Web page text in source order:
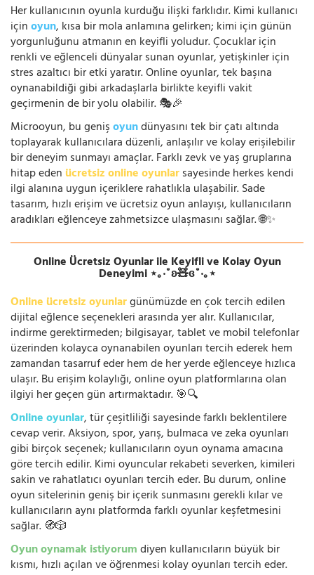
Her kullanıcının oyunla kurduğu ilişki farklıdır. Kimi kullanıcı
içinoyun, kısa bir mola anlamına gelirken; kimi için günün
yorgunluğunu atmanın en keyifli yoludur. Çocuklar için
renkli ve eğlenceli dünyalar sunan oyunlar, yetişkinler için
stres azaltıcı bir etki yaratır. Online oyunlar, tek başına
oynanabildiği gibi arkadaşlarla birlikte keyifli vakit
geçirmenin de bir yolu olabilir. 🎭🎉
Microoyun, bu genişoyundünyasını tek bir çatı altında
toplayarak kullanıcılara düzenli, anlaşılır ve kolay erişilebilir
bir deneyim sunmayı amaçlar. Farklı zevk ve yaş gruplarına
hitap eden ücretsiz online oyunlarsayesinde herkes kendi
ilgi alanına uygun içeriklere rahatlıkla ulaşabilir. Sade
tasarım, hızlı erişim ve ücretsiz oyun anlayışı, kullanıcıların
aradıkları eğlenceye zahmetsizce ulaşmasını sağlar. 🌐✨
Online Ücretsiz Oyunlar ile Keyifli ve Kolay Oyun
Deneyimi ⋆｡‧˚ʚ🧸ɞ˚‧｡⋆
Online ücretsiz oyunlargünümüzde en çok tercih edilen
dijital eğlence seçenekleri arasında yer alır. Kullanıcılar,
indirme gerektirmeden; bilgisayar, tablet ve mobil telefonlar
üzerinden kolayca oynanabilen oyunları tercih ederek hem
zamandan tasarruf eder hem de her yerde eğlenceye hızlıca
ulaşır. Bu erişim kolaylığı, online oyun platformlarına olan
ilgiyi her geçen gün artırmaktadır. 🎯🔍
Online oyunlar, tür çeşitliliği sayesinde farklı beklentilere
cevap verir. Aksiyon, spor, yarış, bulmaca ve zeka oyunları
gibi birçok seçenek; kullanıcıların oyun oynama amacına
göre tercih edilir. Kimi oyuncular rekabeti severken, kimileri
sakin ve rahatlatıcı oyunları tercih eder. Bu durum, online
oyun sitelerinin geniş bir içerik sunmasını gerekli kılar ve
kullanıcıların aynı platformda farklı oyunlar keşfetmesini
sağlar. 🧭🎲
Oyun oynamak istiyorumdiyen kullanıcıların büyük bir
kısmı, hızlı açılan ve öğrenmesi kolay oyunları tercih eder.